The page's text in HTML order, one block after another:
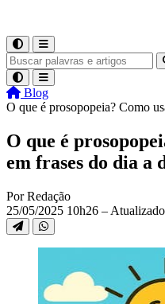
Blog
O que é prosopopeia? Como
O que é
em frases do dia a
Por Redação
25/05/2025 10h26 –